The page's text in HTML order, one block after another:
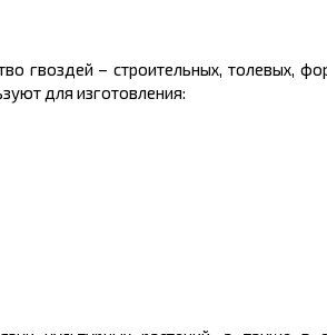
гвоздей – строительных, толевых,
для изготовления: